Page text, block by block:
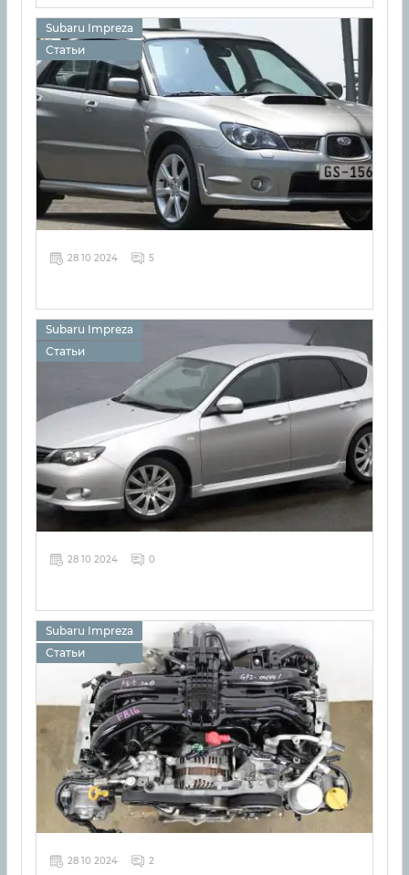
Subaru Impreza
Статьи
28 10 2024 5
Subaru Impreza
Статьи
28 10 2024 0
Subaru Impreza
Статьи
28 10 2024 2